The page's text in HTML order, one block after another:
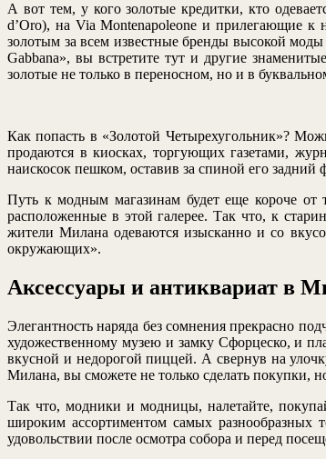
А вот тем, у кого золотые кредитки, кто
d’Oro), на Via Montenapoleone и прилегающие к
золотым за всем известные бренды высокой
Gabbana», вы встретите тут и другие
золотые не только в переносном, но и в
Как попасть в «Золотой Четырехугольник»?
продаются в киосках, торгующих газетами,
наискосок пешком, оставив за спиной его задний
Путь к модным магазинам будет еще короче от
расположенные в этой галерее. Так что, к
жители Милана одеваются изысканно и со
окружающих».
Аксессуары и антиквариат в
Элегантность наряда без сомнения прекрасно
художественному музею и замку Сфорцеско, и
вкусной и недорогой пиццей. А свернув на
Милана, вы сможете не только сделать покупки,
Так что, модники и модницы, налетайте,
широким ассортиментом самых разнообразных
удовольствии после осмотра собора и перед